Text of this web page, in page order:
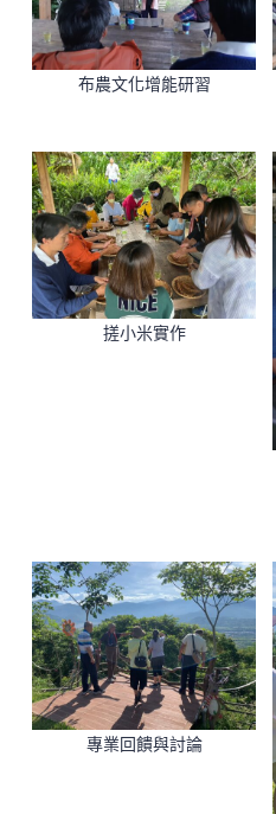
布農文化增能研習
搓小米實作
專業回饋與討論